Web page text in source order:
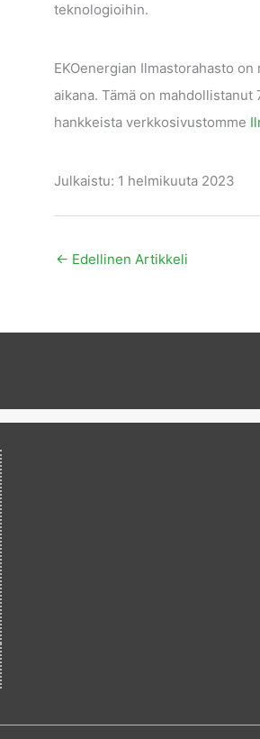
teknologioihin.
EKOenergian Ilmastorahasto
aikana. Tämä on
hankkeista verkkosivustomme
Julkaistu: 1 helmikuuta 2023
← Edellinen Artikkeli